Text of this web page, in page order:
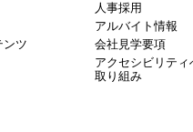
ンツ
人事採用
アルバイト情報
会社見学要項
アクセシビリティ
取り組み